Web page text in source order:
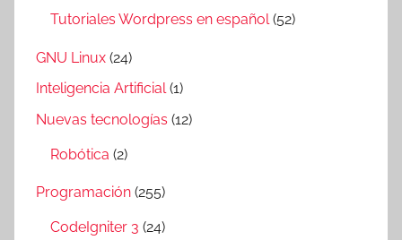
Tutoriales Wordpress en español(52)
GNU Linux (24)
Inteligencia Artificial(1)
Nuevas tecnologías (12)
Robótica (2)
Programación (255)
CodeIgniter 3 (24)